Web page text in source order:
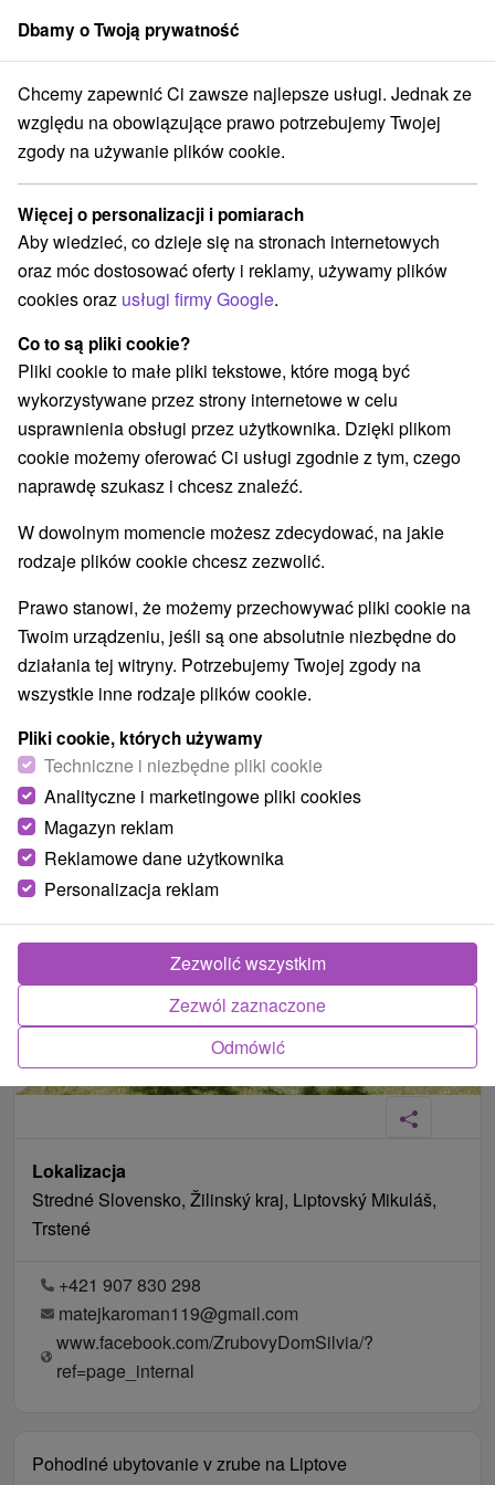
członek grupySorger
Slovensko Žilinský kraj Trstené Zrubový dom Silvia Bobrovec
Zrubový dom Silvia Bobrovec
Trstené
Zarezerwuj przez booking
REZERWACJA I WYBÓR OFERTY
Skontaktuj się bezpośrednio z właścicielem.
Przejdź do lokalizacji
O URZĄDZENIA SPRZĘT
Lokalizacja
Stredné Slovensko, Žilinský kraj, Liptovský Mikuláš,
Trstené
+421 907 830 298
matejkaroman119@gmail.com
www.facebook.com/ZrubovyDomSilvia/?
ref=page_internal
Pohodlné ubytovanie v zrube na Liptove
Dbamy o Twoją prywatność
Chcemy zapewnić Ci zawsze najlepsze usługi. Jednak ze
względu na obowiązujące prawo potrzebujemy Twojej
zgody na używanie plików cookie.
Więcej o personalizacji i pomiarach
Aby wiedzieć, co dzieje się na stronach internetowych
oraz móc dostosować oferty i reklamy, używamy plików
cookies oraz usługi firmy Google.
Co to są pliki cookie?
Pliki cookie to małe pliki tekstowe, które mogą być
wykorzystywane przez strony internetowe w celu
usprawnienia obsługi przez użytkownika. Dzięki plikom
cookie możemy oferować Ci usługi zgodnie z tym, czego
naprawdę szukasz i chcesz znaleźć.
W dowolnym momencie możesz zdecydować, na jakie
rodzaje plików cookie chcesz zezwolić.
Prawo stanowi, że możemy przechowywać pliki cookie na
Twoim urządzeniu, jeśli są one absolutnie niezbędne do
działania tej witryny. Potrzebujemy Twojej zgody na
wszystkie inne rodzaje plików cookie.
Pliki cookie, których używamy
Techniczne i niezbędne pliki cookie
Analityczne i marketingowe pliki cookies
Magazyn reklam
Reklamowe dane użytkownika
Personalizacja reklam
Odmówić
Zezwól zaznaczone
Zezwolić wszystkim